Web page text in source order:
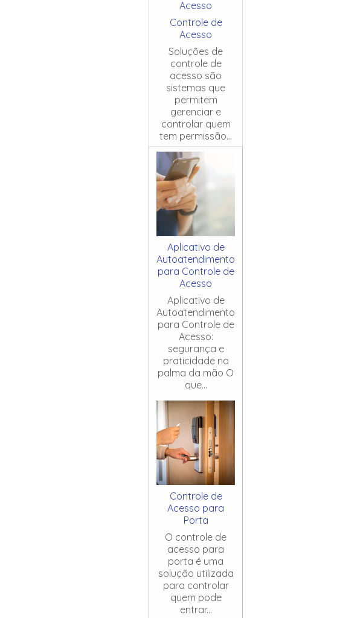
Controle de
Acesso
Soluções de
controle de
acesso são
sistemas que
permitem
gerenciar e
controlar quem
tem permissão...
Aplicativo de
Autoatendimento
para Controle de
Acesso
Aplicativo de
Autoatendimento
para Controle de
Acesso:
segurança e
praticidade na
palma da mão O
que...
Controle de
Acesso para
Porta
O controle de
acesso para
porta é uma
solução utilizada
para controlar
quem pode
entrar...